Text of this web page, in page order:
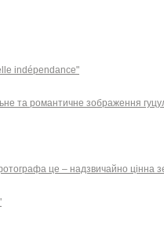
indépendance"
та романтичне зображення
це – надзвичайно цінна